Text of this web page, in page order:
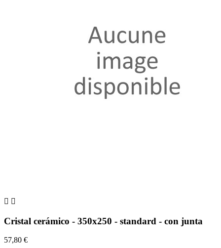
 
Cristal cerámico - 350x250 - standard - con junta
57,80 €